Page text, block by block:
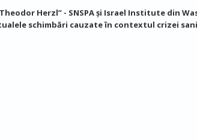
Herzl” - SNSPA și Israel Institute din
schimbări cauzate în contextul crizei